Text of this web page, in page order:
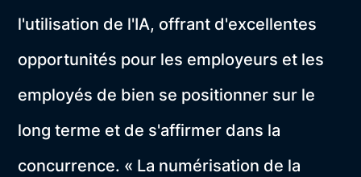
l'utilisation de l'IA, offrant d'excellentes
opportunités pour les employeurs et les
employés de bien se positionner sur le
long terme et de s'affirmer dans la
concurrence. « La numérisation de la